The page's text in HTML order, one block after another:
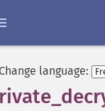
Change language: